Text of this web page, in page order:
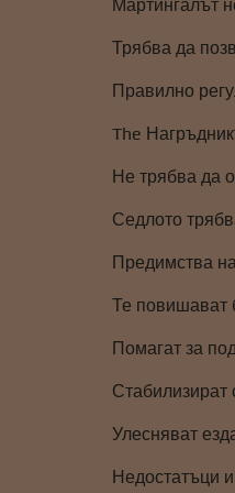
Мартингалът
Трябва да
Правилно
The
Не трябва да
Седлото
Предимства
Те повишават
Помагат за
Стабилизират
Улесняват
Недостатъци